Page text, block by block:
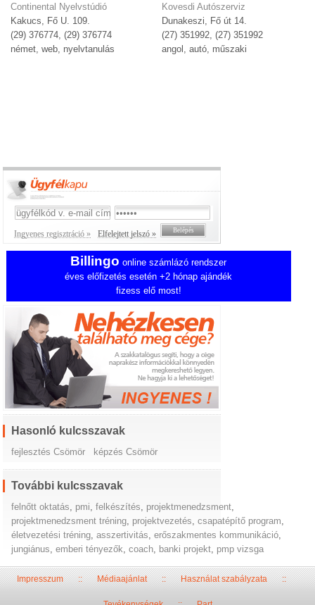
Continental Nyelvstúdió
Kakucs, Fő U. 109.
(29) 376774, (29) 376774
német, web, nyelvtanulás
Kovesdi Autószerviz
Dunakeszi, Fő út 14.
(27) 351992, (27) 351992
angol, autó, műszaki
Ingyenes regisztráció » Elfelejtett jelszó »
Billingo online számlázó rendszer
éves előfizetés esetén +2 hónap ajándék
fizess elő most!
Hasonló kulcsszavak
fejlesztés Csömör képzés Csömör
További kulcsszavak
felnőtt oktatás pmi ,felkészítés projektmenedzsment
projektmenedzsment tréning projektvezetés ,csapatépítő program
életvezetési tréning ,asszertivitás ,erőszakmentes kommunikáció
jungiánus ,emberi tényezők ,coach banki projekt pmp vizsga
Impresszum::Médiaajánlat::Használat szabályzata::